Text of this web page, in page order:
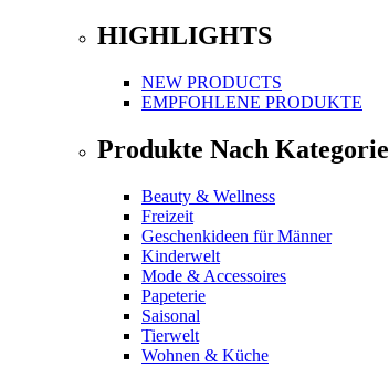
HIGHLIGHTS
NEW PRODUCTS
EMPFOHLENE PRODUKTE
Produkte Nach Kategorie
Beauty & Wellness
Freizeit
Geschenkideen für Männer
Kinderwelt
Mode & Accessoires
Papeterie
Saisonal
Tierwelt
Wohnen & Küche